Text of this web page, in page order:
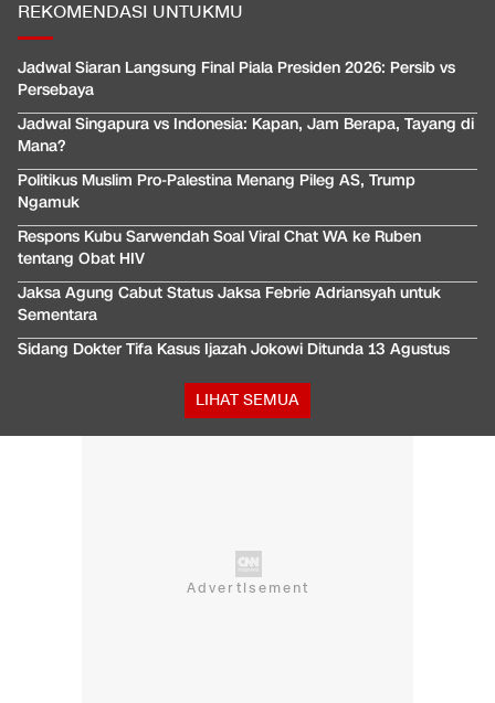
REKOMENDASI UNTUKMU
Jadwal Siaran Langsung Final Piala Presiden 2026: Persib vs
Persebaya
Jadwal Singapura vs Indonesia: Kapan, Jam Berapa, Tayang di
Mana?
Politikus Muslim Pro-Palestina Menang Pileg AS, Trump
Ngamuk
Respons Kubu Sarwendah Soal Viral Chat WA ke Ruben
tentang Obat HIV
Jaksa Agung Cabut Status Jaksa Febrie Adriansyah untuk
Sementara
Sidang Dokter Tifa Kasus Ijazah Jokowi Ditunda 13 Agustus
LIHAT SEMUA